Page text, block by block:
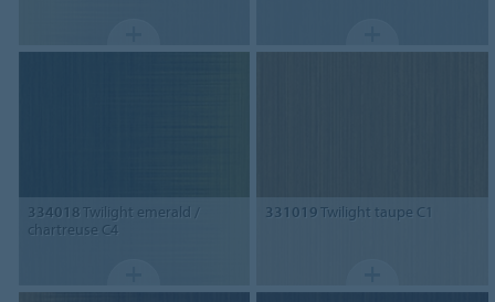
334018 Twilight emerald /
chartreuse C4
331019Twilight taupe C1